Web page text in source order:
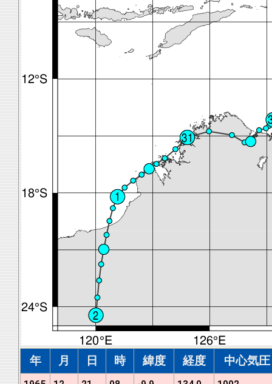
年 月 日 時 緯度 経度 中心気